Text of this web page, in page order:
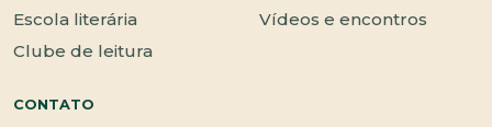
Escola literária
Clube de leitura
Vídeos e encontros
CONTATO